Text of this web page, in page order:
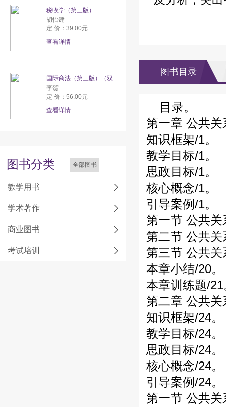
税收学（第三版）
胡怡建
定 价：39.00元
查看详情
国际商法（第三版）（双
李贺
定 价：56.00元
查看详情
图书分类 全部图书
教学用书
学术著作
商业图书
考试培训
图书目录
目录。
第一章 公共
知识框架/1。
教学目标/1。
思政目标/1。
核心概念/1。
引导案例/1。
第一节 公共
第二节 公共
第三节 公共
本章小结/20。
本章训练题/
第二章 公共
知识框架/24。
教学目标/24。
思政目标/24。
核心概念/24。
引导案例/24。
第一节 公共